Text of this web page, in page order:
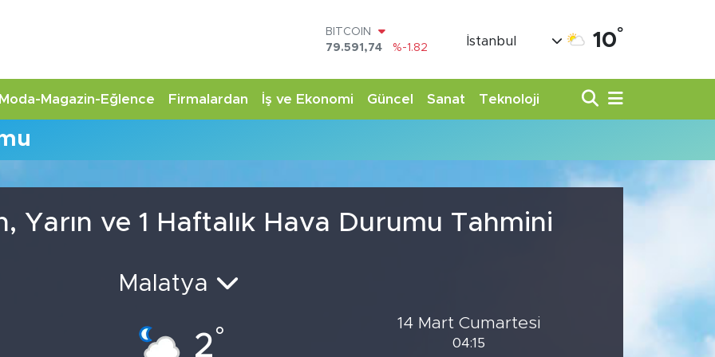
BITCOIN
79.591,74
%-1.82
45,43620
%0.02
EURO
BİST100
İstanbul 10°
Moda-Magazin-Eğlence Firmalardan İş ve Ekonomi Güncel Sanat Teknoloji
Yarın ve 1 Haftalık Hava Durumu Tahmini
Malatya
2°
14 Mart Cumartesi
04:15